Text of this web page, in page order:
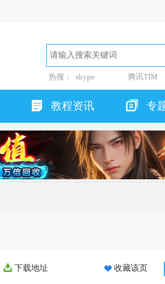
热搜： skype 腾讯TIM
教程资讯 专
下载地址 收藏该页